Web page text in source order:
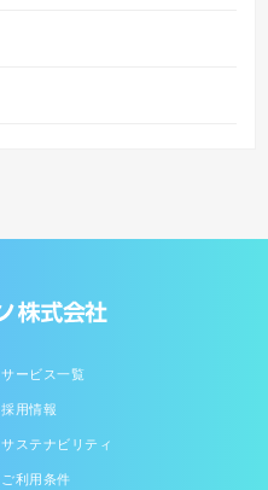
サービス一覧
採用情報
サステナビリティ
ご利用条件